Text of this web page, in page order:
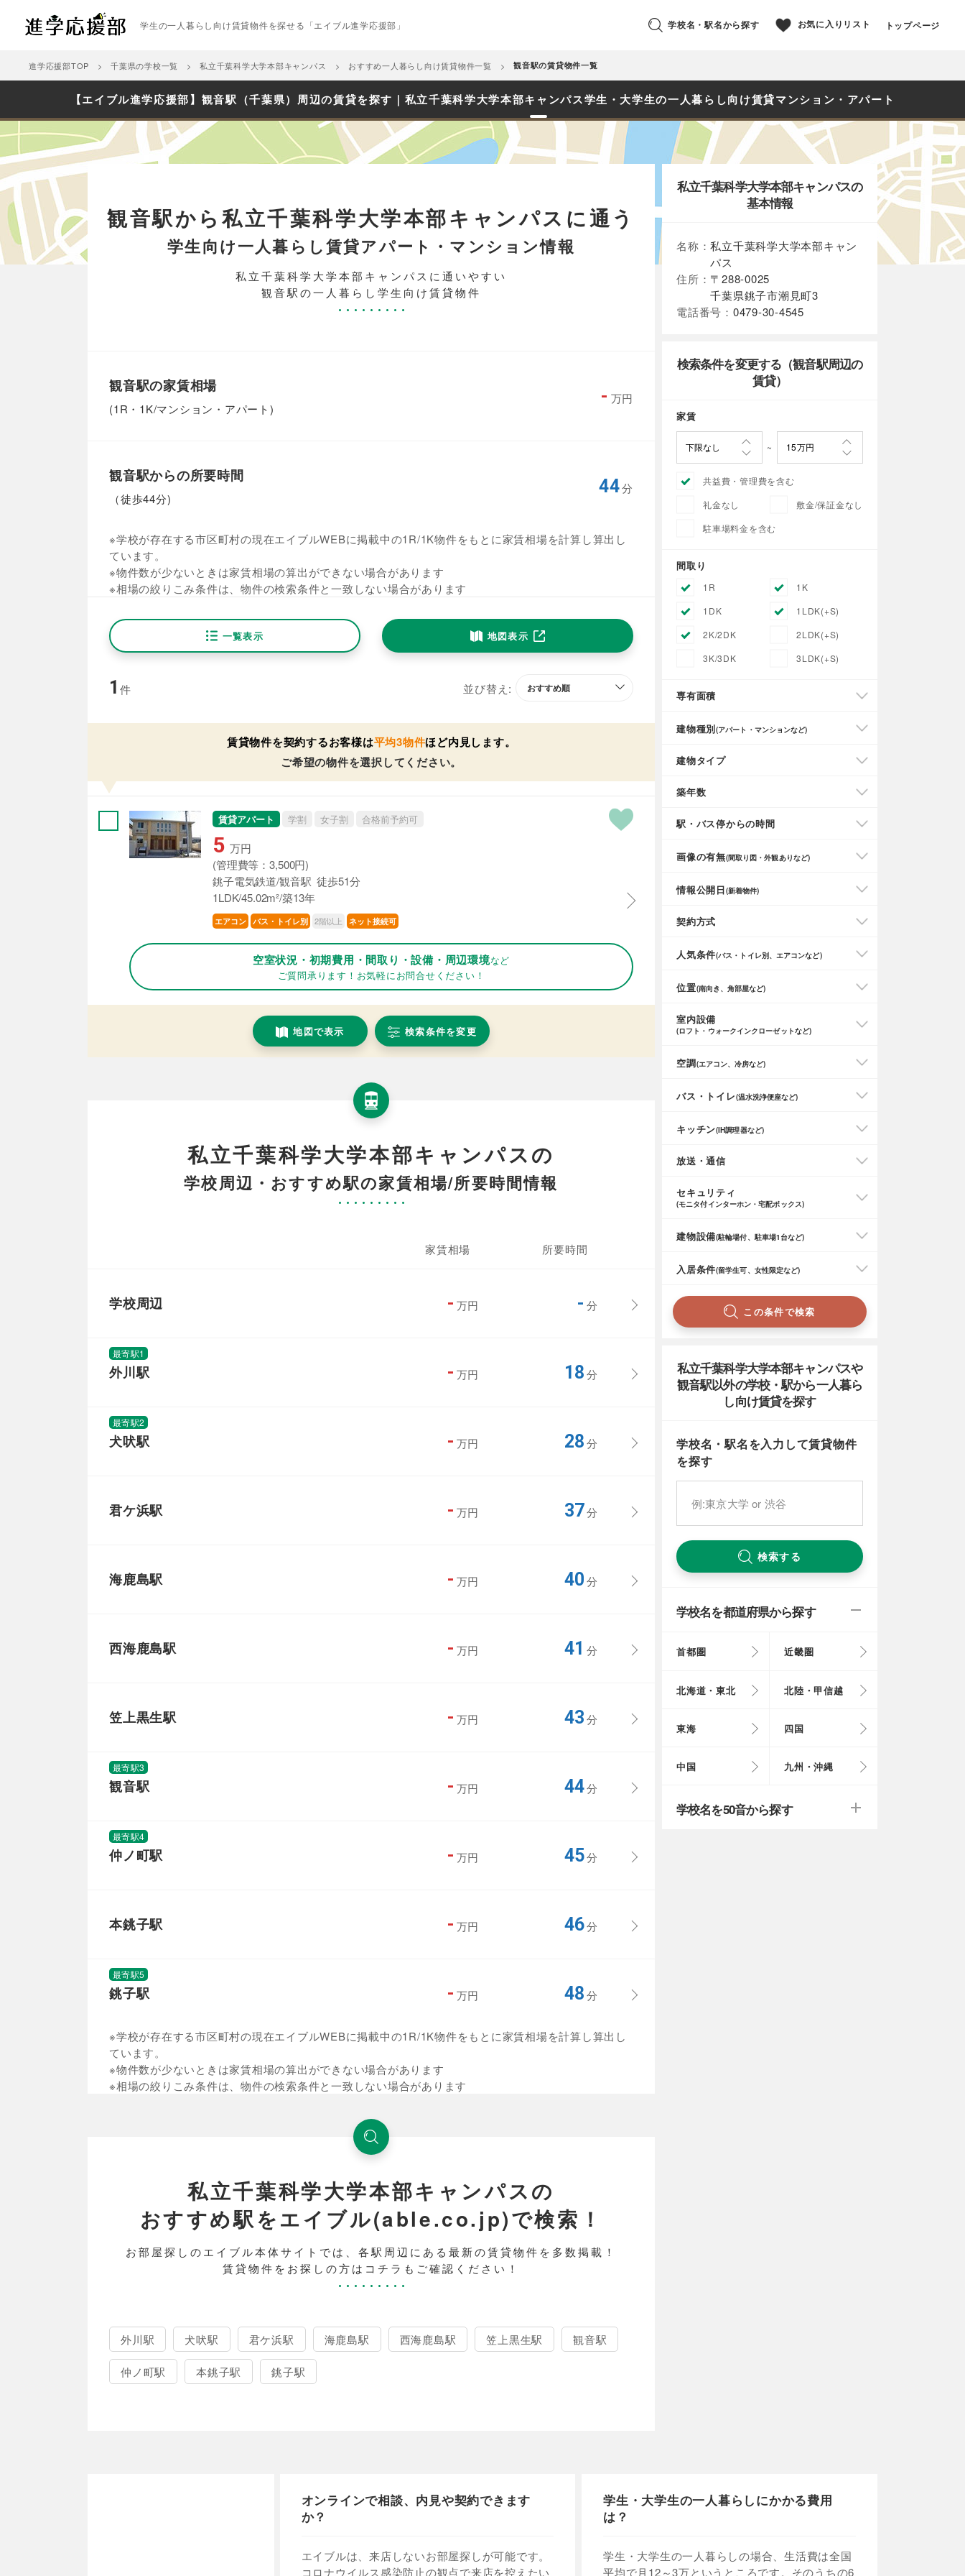
学生の一人暮らし向け賃貸物件を探せる「エイブル進学応援部」 学校名・駅名から探す お気に入りリスト トップページ
進学応援部TOP 千葉県の学校一覧 私立千葉科学大学本部キャンパス おすすめ一人暮らし向け賃貸物件一覧 観音駅の賃貸物件一覧
【エイブル進学応援部】観音駅（千葉県）周辺の賃貸を探す｜私立千葉科学大学本部キャンパス学生・大学生の一人暮らし向け賃貸マンション・アパート
観音駅から私立千葉科学大学本部キャンパスに通う
学生向け一人暮らし賃貸アパート・マンション情報
私立千葉科学大学本部キャンパスに通いやすい
観音駅の一人暮らし学生向け賃貸物件
観音駅の家賃相場
(1R・1K/マンション・アパート)
- 万円
観音駅からの所要時間
（徒歩44分)
44分
※学校が存在する市区町村の現在エイブルWEBに掲載中の1R/1K物件をもとに家賃相場を計算し算出し
ています。
※物件数が少ないときは家賃相場の算出ができない場合があります
※相場の絞りこみ条件は、物件の検索条件と一致しない場合があります
一覧表示 地図表示
1 件 並び替え:
賃貸物件を契約するお客様は平均3物件ほど内見します。
ご希望の物件を選択してください。
賃貸アパート 学割 女子割 合格前予約可
5 万円
(管理費等：3,500円)
銚子電気鉄道/観音駅 徒歩51分
1LDK/45.02m²/築13年
エアコン バス・トイレ別 2階以上 ネット接続可
空室状況・初期費用・間取り・設備・周辺環境など
ご質問承ります！お気軽にお問合せください！
地図で表示 検索条件を変更
私立千葉科学大学本部キャンパスの
学校周辺・おすすめ駅の家賃相場/所要時間情報
家賃相場 所要時間
学校周辺 - 万円 - 分
最寄駅1
外川駅 - 万円 18分
最寄駅2
犬吠駅 - 万円 28分
君ケ浜駅 - 万円 37分
海鹿島駅 - 万円 40分
西海鹿島駅 - 万円 41 分
笠上黒生駅 - 万円 43分
最寄駅3
観音駅 - 万円 44分
最寄駅4
仲ノ町駅 - 万円 45分
本銚子駅 - 万円 46分
最寄駅5
銚子駅 - 万円 48分
※学校が存在する市区町村の現在エイブルWEBに掲載中の1R/1K物件をもとに家賃相場を計算し算出し
ています。
※物件数が少ないときは家賃相場の算出ができない場合があります
※相場の絞りこみ条件は、物件の検索条件と一致しない場合があります
私立千葉科学大学本部キャンパスの
おすすめ駅をエイブル(able.co.jp)で検索！
お部屋探しのエイブル本体サイトでは、各駅周辺にある最新の賃貸物件を多数掲載！
賃貸物件をお探しの方はコチラもご確認ください！
外川駅 犬吠駅 君ケ浜駅 海鹿島駅 西海鹿島駅 笠上黒生駅 観音駅
仲ノ町駅 本銚子駅 銚子駅
私立千葉科学大学本部キャンパスの
基本情報
名称：私立千葉科学大学本部キャン
パス
住所： 〒288-0025
千葉県銚子市潮見町3
電話番号： 0479-30-4545
検索条件を変更する（観音駅周辺の
賃貸）
家賃
共益費・管理費を含む
礼金なし
敷金/保証金なし
駐車場料金を含む
間取り
1R
1K
1DK
1LDK(+S)
2K/2DK
2LDK(+S)
3K/3DK
3LDK(+S)
専有面積
建物種別(アパート・マンションなど)
建物タイプ
築年数
駅・バス停からの時間
画像の有無(間取り図・外観ありなど)
情報公開日(新着物件)
契約方式
人気条件(バス・トイレ別、エアコンなど)
位置(南向き、角部屋など)
室内設備
(ロフト・ウォークインクローゼットなど)
空調(エアコン、冷房など)
バス・トイレ(温水洗浄便座など)
キッチン(IH調理器など)
放送・通信
セキュリティ
(モニタ付インターホン・宅配ボックス)
建物設備(駐輪場付、駐車場1台など)
入居条件(留学生可、女性限定など)
この条件で検索
私立千葉科学大学本部キャンパスや
観音駅以外の学校・駅から一人暮ら
し向け賃貸を探す
学校名・駅名を入力して賃貸物件
を探す
検索する
学校名を都道府県から探す
首都圏 近畿圏
北海道・東北 北陸・甲信越
東海 四国
中国 九州・沖縄
学校名を50音から探す
オンラインで相談、内見や契約できます
か？
エイブルは、来店しないお部屋探しが可能です。
コロナウイルス感染防止の観点で来店を控えたい
学生・大学生の一人暮らしにかかる費用
は？
学生・大学生の一人暮らしの場合、生活費は全国
平均で月12～3万というところです。そのうちの6